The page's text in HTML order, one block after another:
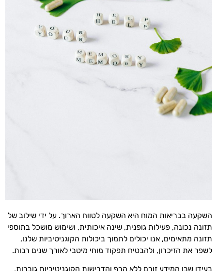
השקעה בבריאות המוח היא השקעה לטווח הארוך. על ידי שילוב של
תזונה נכונה, פעילות גופנית, שינה איכותית, ושימוש מושכל בתוספי
תזונה מתאימים, אנו יכולים לתמוך ביכולות הקוגניטיביות שלנו,
לשפר את הזיכרון, ולהבטיח תפקוד מוחי מיטבי לאורך שנים רבות.
בעידן שבו המידע זורם ללא הרף והדרישות הקוגניטיביות גוברות,